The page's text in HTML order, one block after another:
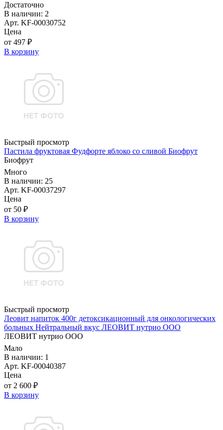
Достаточно
В наличии: 2
Арт. KF-00030752
Цена
от 497 ₽
В корзину
Быстрый просмотр
Пастила фруктовая Фудфорте яблоко со сливой Биофрут
Биофрут
Много
В наличии: 25
Арт. KF-00037297
Цена
от 50 ₽
В корзину
Быстрый просмотр
Леовит напиток 400г детоксикационный для онкологических
больных Нейтральный вкус ЛЕОВИТ нутрио ООО
ЛЕОВИТ нутрио ООО
Мало
В наличии: 1
Арт. KF-00040387
Цена
от 2 600 ₽
В корзину